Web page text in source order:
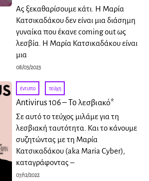
Ας ξεκαθαρίσουμε κάτι. Η Μαρία
Κατσικαδάκου δεν είναι μια διάσημη
γυναίκα που έκανε coming out ως
λεσβία. Η Μαρία Κατσικαδάκου είναι
μια
08/03/2023
έντυπο · τεύχη
Antivirus 106 – To λεσβιακό*
Σε αυτό το τεύχος μιλάμε για τη
λεσβιακή ταυτότητα. Και το κάνουμε
συζητώντας με τη Μαρία
Κατσικαδάκου (aka Maria Cyber),
καταγράφοντας –
07/12/2022